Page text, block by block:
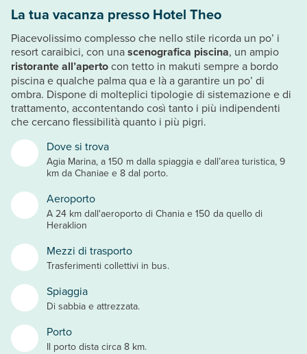
Dove si trova
Agia Marina, a 150 m dalla spiaggia e dall’area turistica, 9
km da Chaniae e 8 dal porto.
Aeroporto
A 24 km dall'aeroporto di Chania e 150 da quello di
Heraklion
Mezzi di trasporto
Trasferimenti collettivi in bus.
Spiaggia
Di sabbia e attrezzata.
Porto
Il porto dista circa 8 km.
La tua vacanza presso Hotel Theo
Piacevolissimo complesso che nello stile ricorda un po’ i
resort caraibici, con unascenografica piscina, un ampio
ristorante all’apertocon tetto in makuti sempre a bordo
piscina e qualche palma qua e là a garantire un po’ di
ombra. Dispone di molteplici tipologie di sistemazione e di
trattamento, accontentando così tanto i più indipendenti
che cercano flessibilità quanto i più pigri.